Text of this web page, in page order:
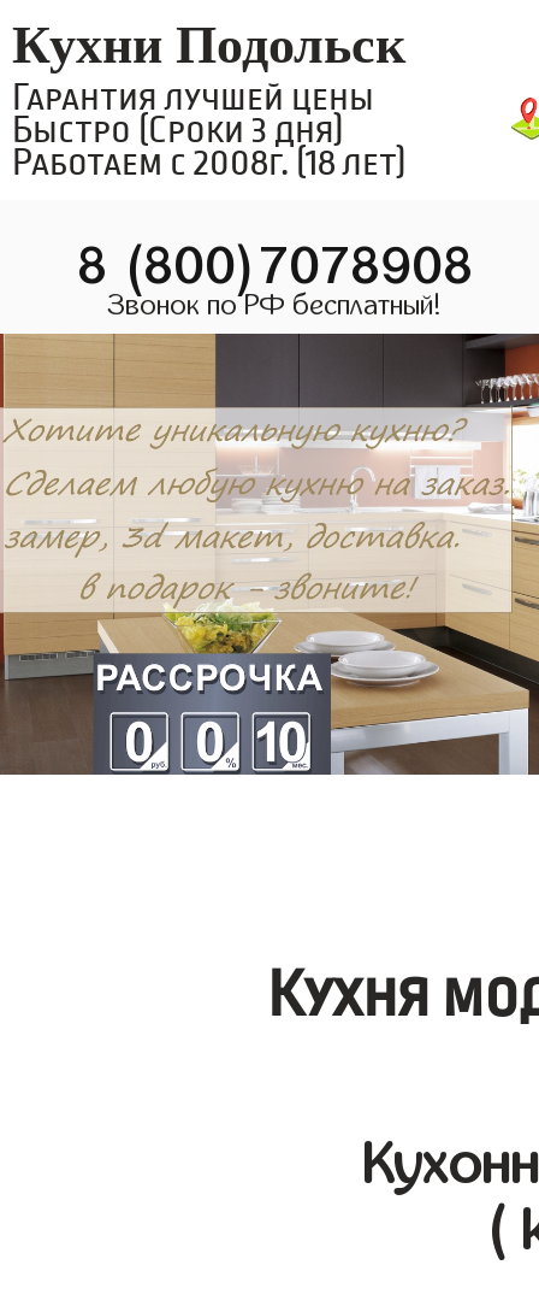
Кухни Подольск
Гарантия лучшей цены
Быстро (Сроки 3 дня)
Работаем с 2008г. (18 лет)
8 (800)7078908
Звонок по РФ бесплатный!
Кухня
(